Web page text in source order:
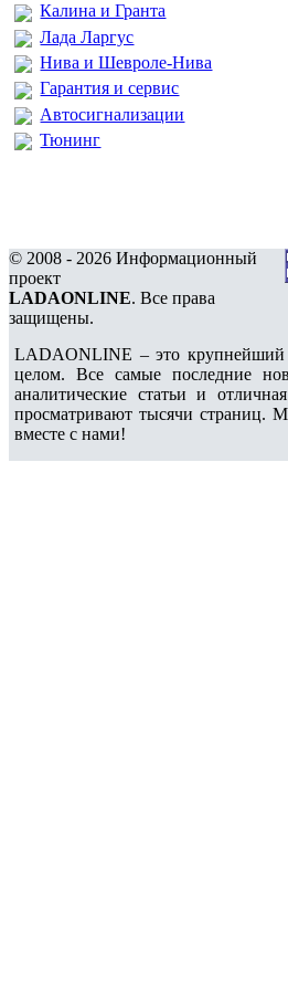
Калина и Гранта
Лада Ларгус
Нива и Шевроле-Нива
Гарантия и сервис
Автосигнализации
Тюнинг
© 2008 - 2026 Информационный
проект
LADAONLINE. Все права
защищены.
LADAONLINE – это крупнейший
целом. Все самые последние
аналитические статьи и
просматривают тысячи страниц.
вместе с нами!